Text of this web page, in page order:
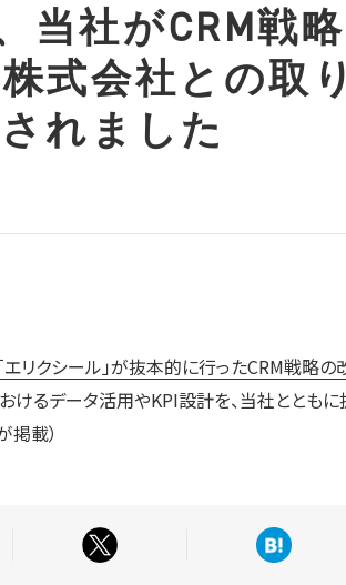
当社がCRM戦
式会社との取
れました
リクシール」が抜本的に行ったCRM戦略の
おけるデータ活用やKPI設計を、当社ととも
載）